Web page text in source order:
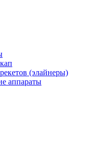
(элайнеры)
аппараты